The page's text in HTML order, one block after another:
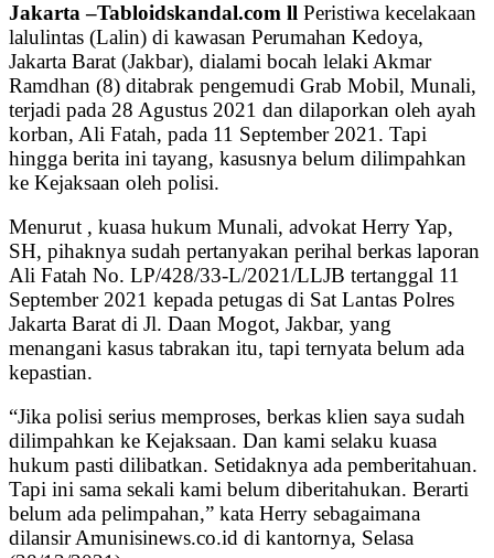
Jakarta –Tabloidskandal.com ll Peristiwa kecelakaan
lalulintas (Lalin) di kawasan Perumahan Kedoya,
Jakarta Barat (Jakbar), dialami bocah lelaki Akmar
Ramdhan (8) ditabrak pengemudi Grab Mobil, Munali,
terjadi pada 28 Agustus 2021 dan dilaporkan oleh ayah
korban, Ali Fatah, pada 11 September 2021. Tapi
hingga berita ini tayang, kasusnya belum dilimpahkan
ke Kejaksaan oleh polisi.
Menurut , kuasa hukum Munali, advokat Herry Yap,
SH, pihaknya sudah pertanyakan perihal berkas laporan
Ali Fatah No. LP/428/33-L/2021/LLJB tertanggal 11
September 2021 kepada petugas di Sat Lantas Polres
Jakarta Barat di Jl. Daan Mogot, Jakbar, yang
menangani kasus tabrakan itu, tapi ternyata belum ada
kepastian.
“Jika polisi serius memproses, berkas klien saya sudah
dilimpahkan ke Kejaksaan. Dan kami selaku kuasa
hukum pasti dilibatkan. Setidaknya ada pemberitahuan.
Tapi ini sama sekali kami belum diberitahukan. Berarti
belum ada pelimpahan,” kata Herry sebagaimana
dilansir Amunisinews.co.id di kantornya, Selasa